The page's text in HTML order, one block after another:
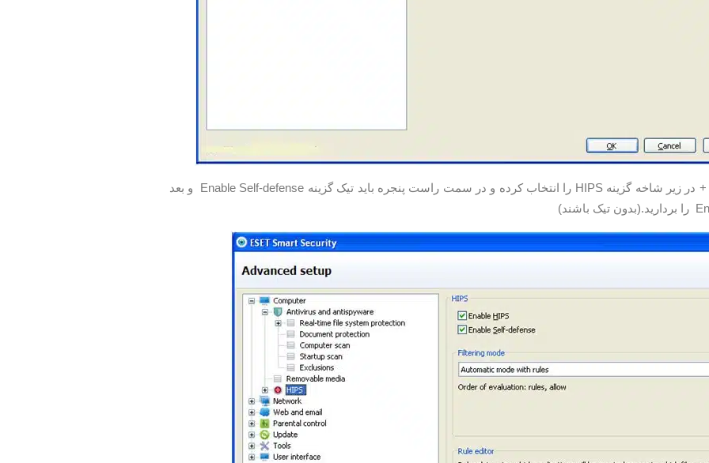
با زدن علامت + در زیر شاخه گزینه HIPS را انتخاب کرده و در سمت راست پنجره باید تیک گزینه Enable Self-defense و بعد